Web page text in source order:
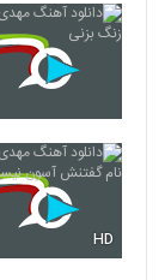
HD